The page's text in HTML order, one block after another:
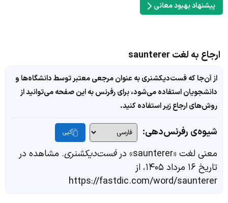
پیشنهاد بهبود معانی
ارجاع به لغت saunterer
از آن‌جا که فست‌دیکشنری به عنوان مرجعی معتبر توسط دانشگاه‌ها و
دانشجویان استفاده می‌شود، برای رفرنس به این صفحه می‌توانید از
روش‌های ارجاع زیر استفاده کنید.
شیوه‌ی رفرنس‌دهی: کپی
معنی لغت «saunterer» در فست‌دیکشنری. مشاهده در
تاریخ ۱۶ مرداد ۱۴۰۵، از
https://fastdic.com/word/saunterer